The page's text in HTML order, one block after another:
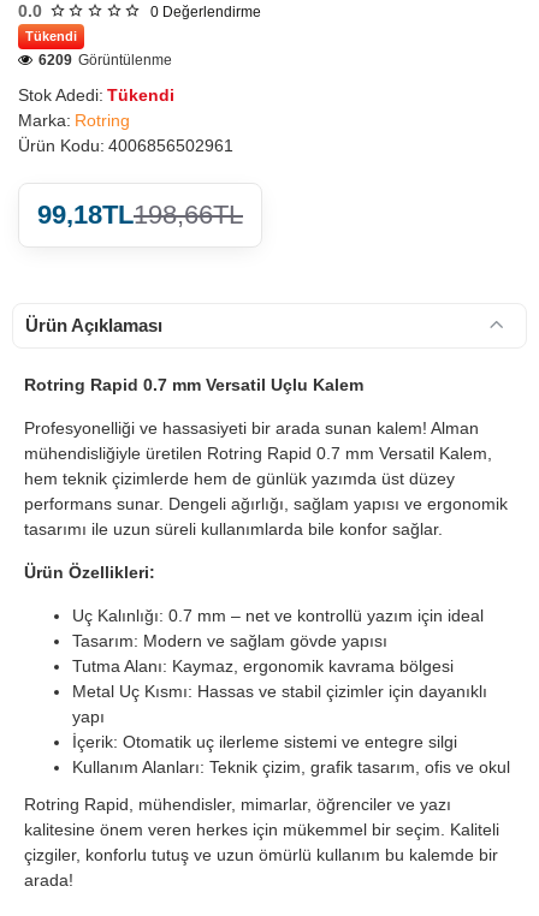
0.0 0 Değerlendirme
Tükendi
Stok Adedi: Tükendi
Marka: Rotring
Ürün Kodu: 4006856502961
6209 Görüntülenme
99,18TL198,66TL
Ürün Açıklaması
Rotring Rapid 0.7 mm Versatil Uçlu Kalem
Profesyonelliği ve hassasiyeti bir arada sunan kalem! Alman
mühendisliğiyle üretilen Rotring Rapid 0.7 mm Versatil Kalem,
hem teknik çizimlerde hem de günlük yazımda üst düzey
performans sunar. Dengeli ağırlığı, sağlam yapısı ve ergonomik
tasarımı ile uzun süreli kullanımlarda bile konfor sağlar.
Ürün Özellikleri:
Uç Kalınlığı: 0.7 mm – net ve kontrollü yazım için ideal
Tasarım: Modern ve sağlam gövde yapısı
Tutma Alanı: Kaymaz, ergonomik kavrama bölgesi
Metal Uç Kısmı: Hassas ve stabil çizimler için dayanıklı
yapı
İçerik: Otomatik uç ilerleme sistemi ve entegre silgi
Kullanım Alanları: Teknik çizim, grafik tasarım, ofis ve okul
Rotring Rapid, mühendisler, mimarlar, öğrenciler ve yazı
kalitesine önem veren herkes için mükemmel bir seçim. Kaliteli
çizgiler, konforlu tutuş ve uzun ömürlü kullanım bu kalemde bir
arada!